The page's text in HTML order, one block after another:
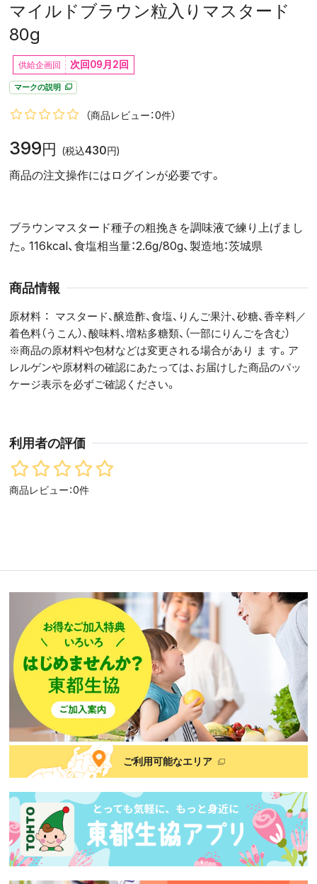
マイルドブラウン粒入りマスタード
80g
次回09月2回
マークの説明
（商品レビュー：0件）
399円 (税込430円)
商品の注文操作にはログインが必要です。
ブラウンマスタード種子の粗挽きを調味液で練り上げまし
た。116kcal、食塩相当量：2.6g/80g、製造地：茨城県
商品情報
原材料
マスタード、醸造酢、食塩、りんご果汁、砂糖、香辛料／
着色料（うこん）、酸味料、増粘多糖類、（一部にりんごを含む）
※商品の原材料や包材などは変更される場合があり ま す。ア
レルゲンや原材料の確認にあたっては、お届けした商品のパッ
ケージ表示を必ずご確認ください。
利用者の評価
商品レビュー：0件
ご利用可能なエリア